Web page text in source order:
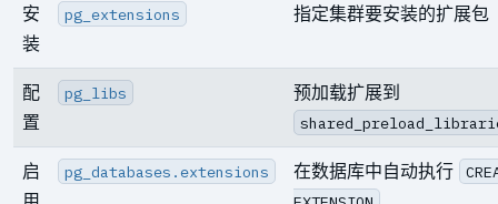
安
装
pg_extensions 指定集群要安装的扩展包
配
置
pg_libs 预加载扩展到
启
pg_databases.extensions 在数据库中自动执行